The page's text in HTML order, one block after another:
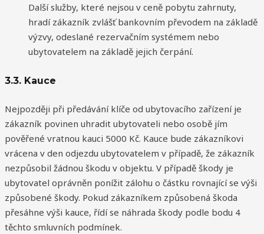
Další služby, které nejsou v ceně pobytu zahrnuty,
hradí zákazník zvlášť bankovním převodem na základě
výzvy, odeslané rezervačním systémem nebo
ubytovatelem na základě jejich čerpání.
3.3. Kauce
Nejpozději při předávání klíče od ubytovacího zařízení je
zákazník povinen uhradit ubytovateli nebo osobě jím
pověřené vratnou kauci 5000 Kč. Kauce bude zákazníkovi
vrácena v den odjezdu ubytovatelem v případě, že zákazník
nezpůsobil žádnou škodu v objektu. V případě škody je
ubytovatel oprávněn ponížit zálohu o částku rovnající se výši
způsobené škody. Pokud zákazníkem způsobená škoda
přesáhne výši kauce, řídí se náhrada škody podle bodu 4
těchto smluvních podmínek.